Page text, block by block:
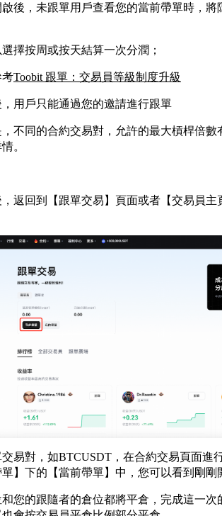
啟後，未跟單用戶查看您的當前帶單時，
擇按周或按天結算一次分潤；
考Toobit 跟單：交易員等級制度升級
，用戶只能通過您的邀請進行跟單
不同的合約交易對，允許的最大槓桿倍
。
返回到【跟單交易】頁面或者【交易員
易對，如BTCUSDT，在合約交易頁面進
】下的【當前帶單】中，您可以看到剛剛
您的跟隨者的倉位都將平倉，完成這一次